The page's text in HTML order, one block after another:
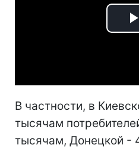
В частности, в
тысячам
тысячам, Донецкой -